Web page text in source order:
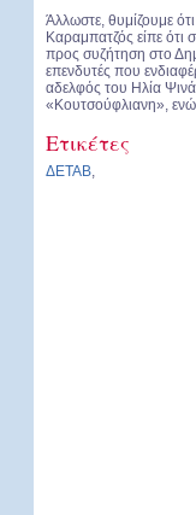
Άλλωστε, θυμίζουμε
Καραμπατζός είπε ότι
προς συζήτηση στο
επενδυτές που
αδελφός του Ηλία
«Κουτσούφλιανη», ενώ
Ετικέτες
ΔΕΤΑΒ,